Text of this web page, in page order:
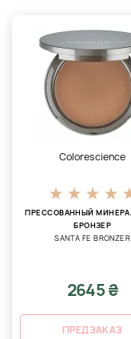
Colorescience
ПРЕССОВАННЫЙ
БРОНЗЕР
SANTA FE BRONZER
2645 ₴
ПРЕДЗАКАЗ